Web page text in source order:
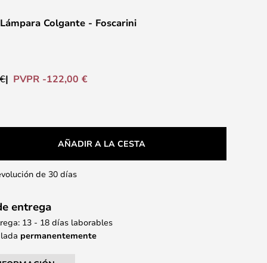
Colgante - Foscarini
PVPR -122,00 €
AÑADIR A LA CESTA
de 30 días
entrega
13 - 18 días laborables
permanentemente